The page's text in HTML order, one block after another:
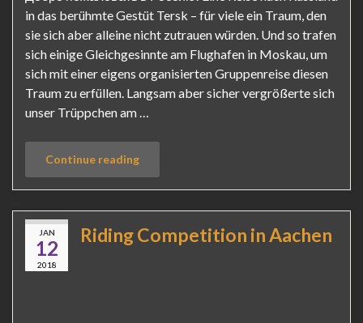
in das berühmte Gestüt Tersk – für viele ein Traum, den
sie sich aber alleine nicht zutrauen würden. Und so trafen
sich einige Gleichgesinnte am Flughafen in Moskau, um
sich mit einer eigens organisierten Gruppenreise diesen
Traum zu erfüllen. Langsam aber sicher vergrößerte sich
unser Trüppchen am …
Continue reading
JAN
12
2018
Riding Competition in Aachen